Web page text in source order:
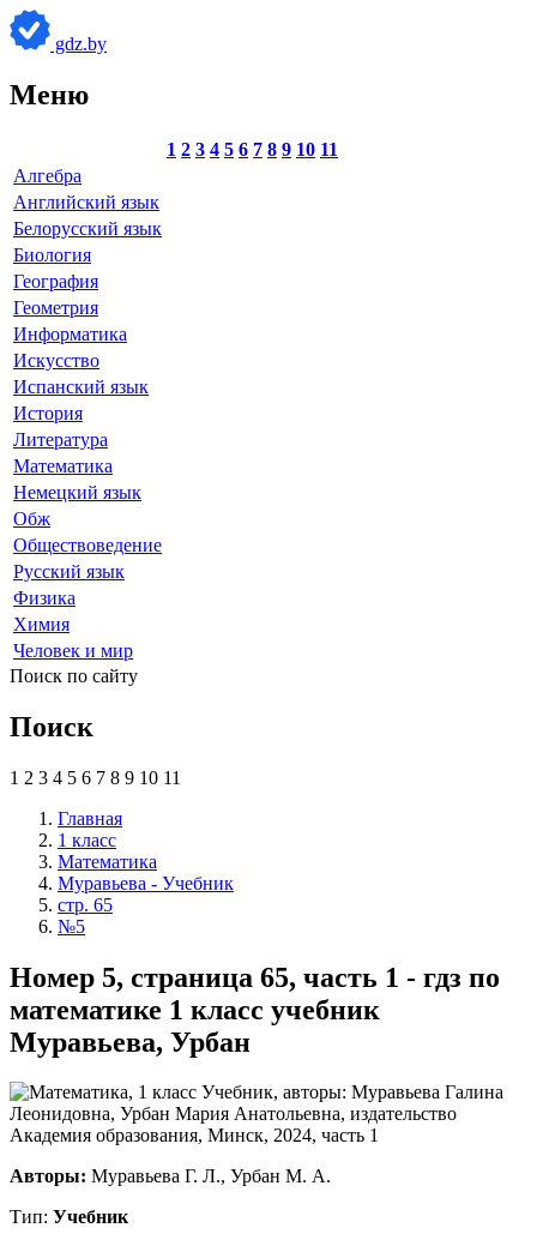
gdz.by
Меню
1 2 3 4 5 6 7 8 9 10 11
Алгебра
Английский язык
Белорусский язык
Биология
География
Геометрия
Информатика
Искусство
Испанский язык
История
Литература
Математика
Немецкий язык
Обж
Обществоведение
Русский язык
Физика
Химия
Человек и мир
Поиск по сайту
Поиск
1 2 3 4 5 6 7 8 9 10 11
Главная
1 класс
Математика
Муравьева - Учебник
стр. 65
№5
Номер 5, страница 65, часть 1 - гдз по
математике 1 класс учебник
Муравьева, Урбан
Авторы: Муравьева Г. Л., Урбан М. А.
Тип: Учебник